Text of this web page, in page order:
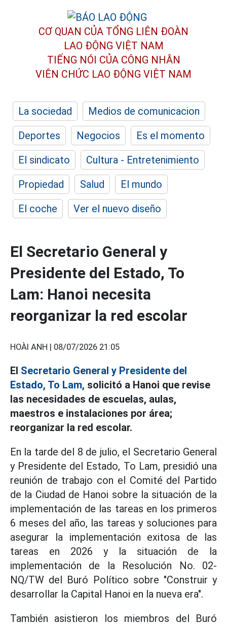
CƠ QUAN CỦA TỔNG LIÊN ĐOÀN
LAO ĐỘNG VIỆT NAM
TIẾNG NÓI CỦA CÔNG NHÂN
VIÊN CHỨC LAO ĐỘNG VIỆT NAM
La sociedad
Medios de comunicacion
Deportes
Negocios
Es el momento
El sindicato
Cultura - Entretenimiento
Propiedad
Salud
El mundo
El coche
Ver el nuevo diseño
El Secretario General y
Presidente del Estado, To
Lam: Hanoi necesita
reorganizar la red escolar
HOÀI ANH | 08/07/2026 21:05
El Secretario General y Presidente del
Estado, To Lam, solicitó a Hanoi que revise
las necesidades de escuelas, aulas,
maestros e instalaciones por área;
reorganizar la red escolar.
En la tarde del 8 de julio, el Secretario General
y Presidente del Estado, To Lam, presidió una
reunión de trabajo con el Comité del Partido
de la Ciudad de Hanoi sobre la situación de la
implementación de las tareas en los primeros
6 meses del año, las tareas y soluciones para
asegurar la implementación exitosa de las
tareas en 2026 y la situación de la
implementación de la Resolución No. 02-
NQ/TW del Buró Político sobre "Construir y
desarrollar la Capital Hanoi en la nueva era".
También asistieron los miembros del Buró